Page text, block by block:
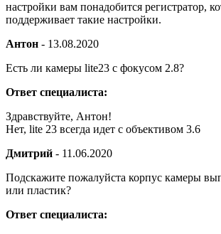
настройки вам понадобится регистратор,
поддерживает такие настройки.
Антон - 13.08.2020
Есть ли камеры lite23 с фокусом 2.8?
Ответ специалиста:
Здравствуйте, Антон!
Нет, lite 23 всегда идет с объективом 3.6
Дмитрий - 11.06.2020
Подскажите пожалуйста корпус камеры
или пластик?
Ответ специалиста: